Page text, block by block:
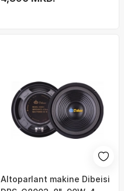
Altoparlant makine Dibeisi